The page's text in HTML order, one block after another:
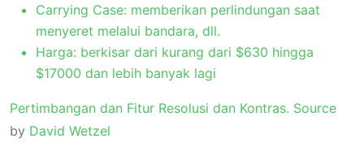
Carrying Case: memberikan perlindungan saat
menyeret melalui bandara, dll.
Harga: berkisar dari kurang dari $630 hingga
$17000 dan lebih banyak lagi
Pertimbangan dan Fitur Resolusi dan Kontras. Source
by David Wetzel